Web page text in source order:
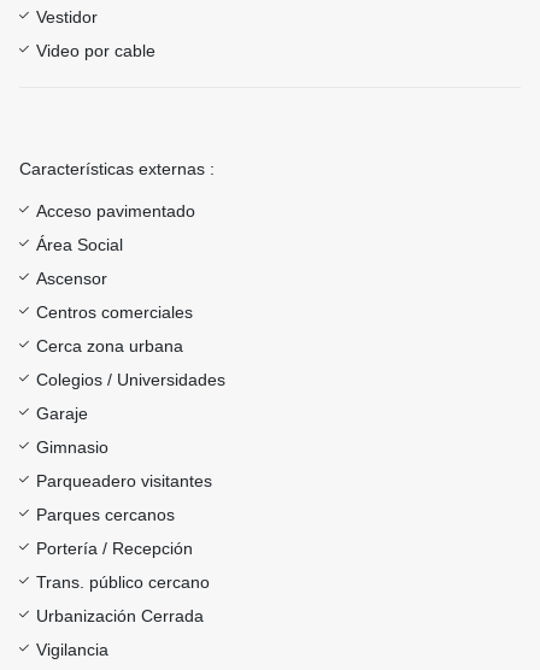
Vestidor
Video por cable
Características externas :
Acceso pavimentado
Área Social
Ascensor
Centros comerciales
Cerca zona urbana
Colegios / Universidades
Garaje
Gimnasio
Parqueadero visitantes
Parques cercanos
Portería / Recepción
Trans. público cercano
Urbanización Cerrada
Vigilancia